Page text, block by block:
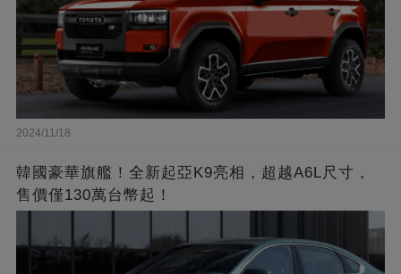
2024/11/18
韓國豪華旗艦！全新起亞K9亮相，超越A6L尺寸，
售價僅130萬台幣起！